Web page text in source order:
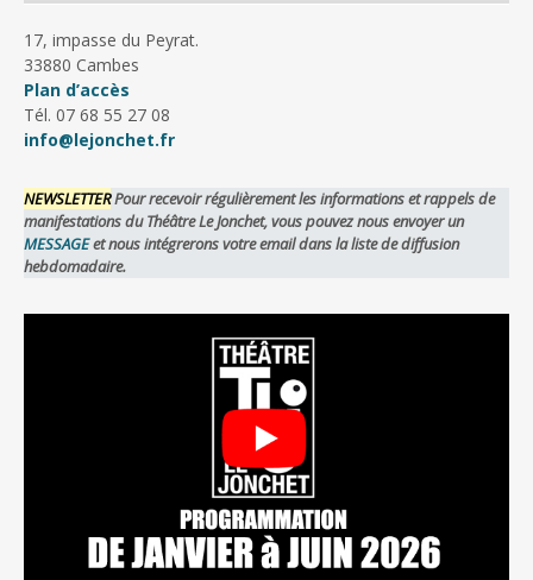
17, impasse du Peyrat.
33880 Cambes
Plan d’accès
Tél. 07 68 55 27 08
info@lejonchet.fr
NEWSLETTERPour recevoir régulièrement les informations et rappels de
manifestations du Théâtre Le Jonchet, vous pouvez nous envoyer un
MESSAGEet nous intégrerons votre email dans la liste de diffusion
hebdomadaire.